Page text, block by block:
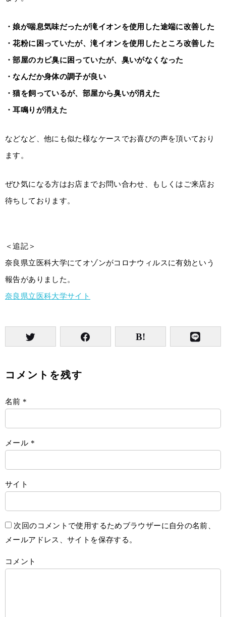
・娘が喘息気味だったが滝イオンを使用した途端に改善した
・花粉に困っていたが、滝イオンを使用したところ改善した
・部屋のカビ臭に困っていたが、臭いがなくなった
・なんだか身体の調子が良い
・猫を飼っているが、部屋から臭いが消えた
・耳鳴りが消えた
などなど、他にも似た様なケースでお喜びの声を頂いており
ます。
ぜひ気になる方はお店までお問い合わせ、もしくはご来店お
待ちしております。
＜追記＞
奈良県立医科大学にてオゾンがコロナウィルスに有効という
報告がありました。
奈良県立医科大学サイト
コメントを残す
名前 *
メール *
サイト
次回のコメントで使用するためブラウザーに自分の名前、
メールアドレス、サイトを保存する。
コメント